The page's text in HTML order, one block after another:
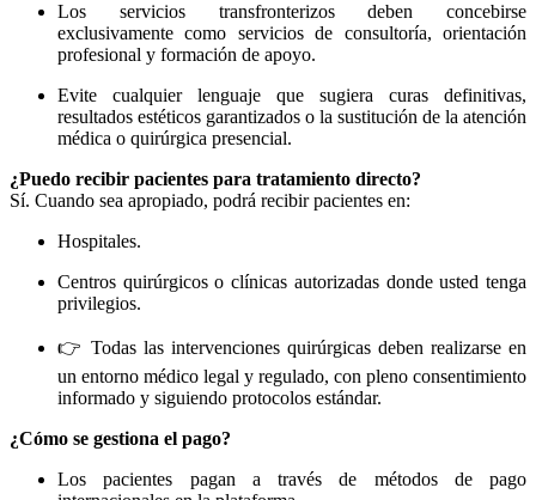
Los servicios transfronterizos deben concebirse
exclusivamente como servicios de consultoría, orientación
profesional y formación de apoyo.
Evite cualquier lenguaje que sugiera curas definitivas,
resultados estéticos garantizados o la sustitución de la atención
médica o quirúrgica presencial.
¿Puedo recibir pacientes para tratamiento directo?
Sí. Cuando sea apropiado, podrá recibir pacientes en:
Hospitales.
Centros quirúrgicos o clínicas autorizadas donde usted tenga
privilegios.
👉 Todas las intervenciones quirúrgicas deben realizarse en
un entorno médico legal y regulado, con pleno consentimiento
informado y siguiendo protocolos estándar.
¿Cómo se gestiona el pago?
Los pacientes pagan a través de métodos de pago